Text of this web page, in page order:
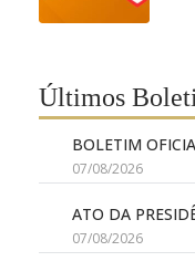
Últimos
BOLETIM
07/08/2026
ATO DA
07/08/2026